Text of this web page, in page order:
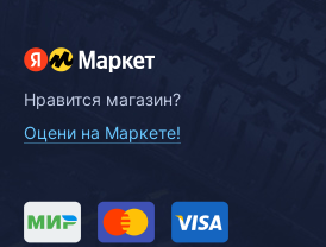
Нравится магазин?
Оцени на Маркете!